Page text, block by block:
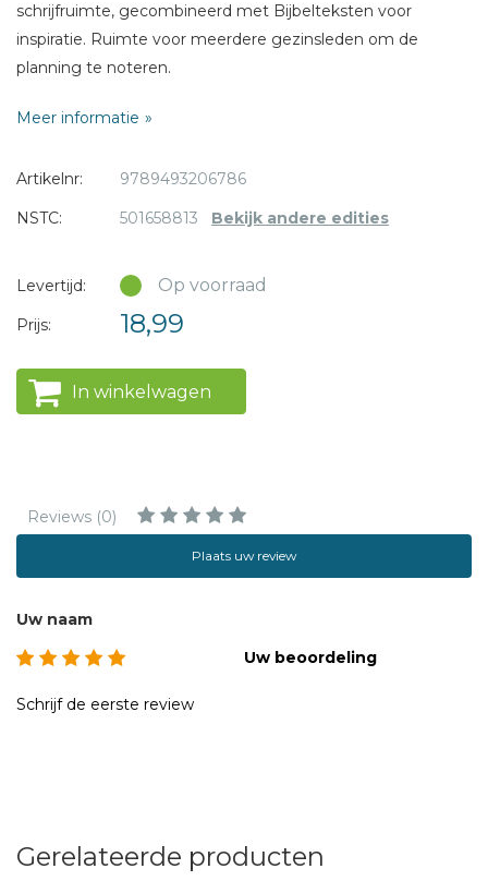
schrijfruimte, gecombineerd met Bijbelteksten voor
inspiratie. Ruimte voor meerdere gezinsleden om de
planning te noteren.
Meer informatie
Artikelnr:
9789493206786
NSTC:
501658813 Bekijk andere edities
Levertijd: Op voorraad
Prijs: 18,99
In winkelwagen
Reviews (0)
Plaats uw review
Uw naam
Uw beoordeling
Schrijf de eerste review
Gerelateerde producten